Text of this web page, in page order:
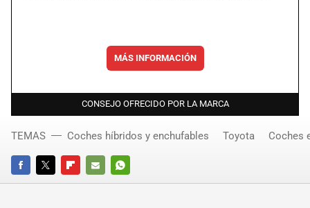
MÁS INFORMACIÓN
CONSEJO OFRECIDO POR LA MARCA
FACEBOOKTWITTERFLIPBOARD
E-
WHATSAPP
TEMAS Coches híbridos y enchufables Toyota Coches